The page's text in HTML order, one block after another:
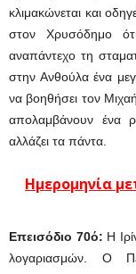
κλιμακώνεται και
στον Χρυσόδημο
αναπάντεχο τη
στην Ανθούλα ένα
να βοηθήσει τον
απολαμβάνουν ένα
αλλάζει τα πάντα.
Ημερομηνία
Eπεισόδιο 70ό: Η
λογαριασμών. Ο